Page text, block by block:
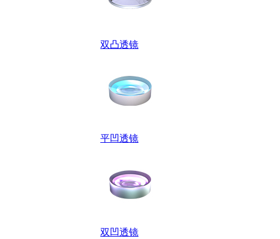
双凸透镜
平凹透镜
双凹透镜